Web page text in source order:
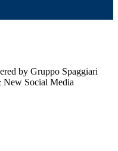
by Gruppo Spaggiari
New Social Media